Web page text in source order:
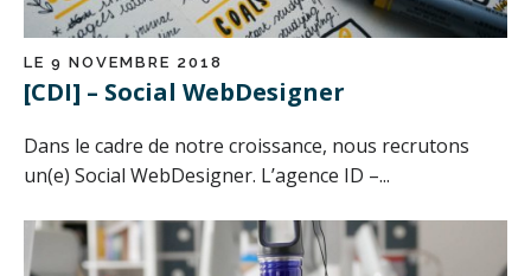
LE 9 NOVEMBRE 2018
[CDI] – Social WebDesigner
Dans le cadre de notre croissance, nous recrutons
un(e) Social WebDesigner. L’agence ID –...